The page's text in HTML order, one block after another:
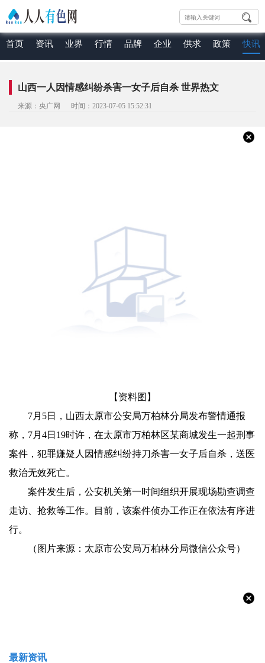
首页 资讯 业界 行情 品牌 企业 供求 政策 快讯
山西一人因情感纠纷杀害一女子后自杀 世界热文
来源：央广网 时间：2023-07-05 15:52:31
【资料图】
7月5日，山西太原市公安局万柏林分局发布警情通报
称，7月4日19时许，在太原市万柏林区某商城发生一起刑事
案件，犯罪嫌疑人因情感纠纷持刀杀害一女子后自杀，送医
救治无效死亡。
案件发生后，公安机关第一时间组织开展现场勘查调查
走访、抢救等工作。目前，该案件侦办工作正在依法有序进
行。
（图片来源：太原市公安局万柏林分局微信公众号）
最新资讯